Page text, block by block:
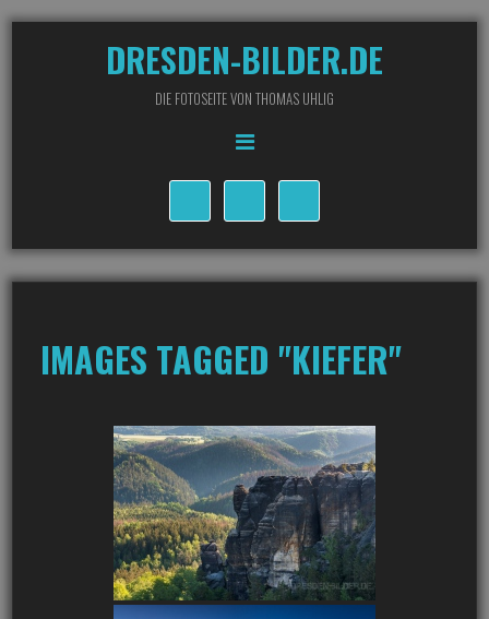
DRESDEN-BILDER.DE
DIE FOTOSEITE VON THOMAS UHLIG
IMAGES TAGGED "KIEFER"